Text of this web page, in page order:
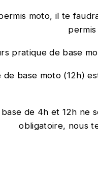
moto, il te
pratique de base
de base moto (12h)
de 4h et 12h ne
obligatoire, nous